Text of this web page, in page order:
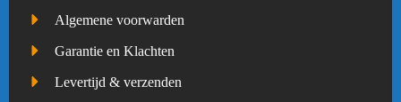
Algemene voorwarden
Garantie en Klachten
Levertijd & verzenden